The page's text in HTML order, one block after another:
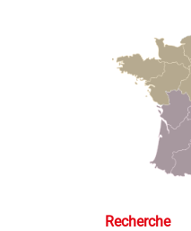
Recherche